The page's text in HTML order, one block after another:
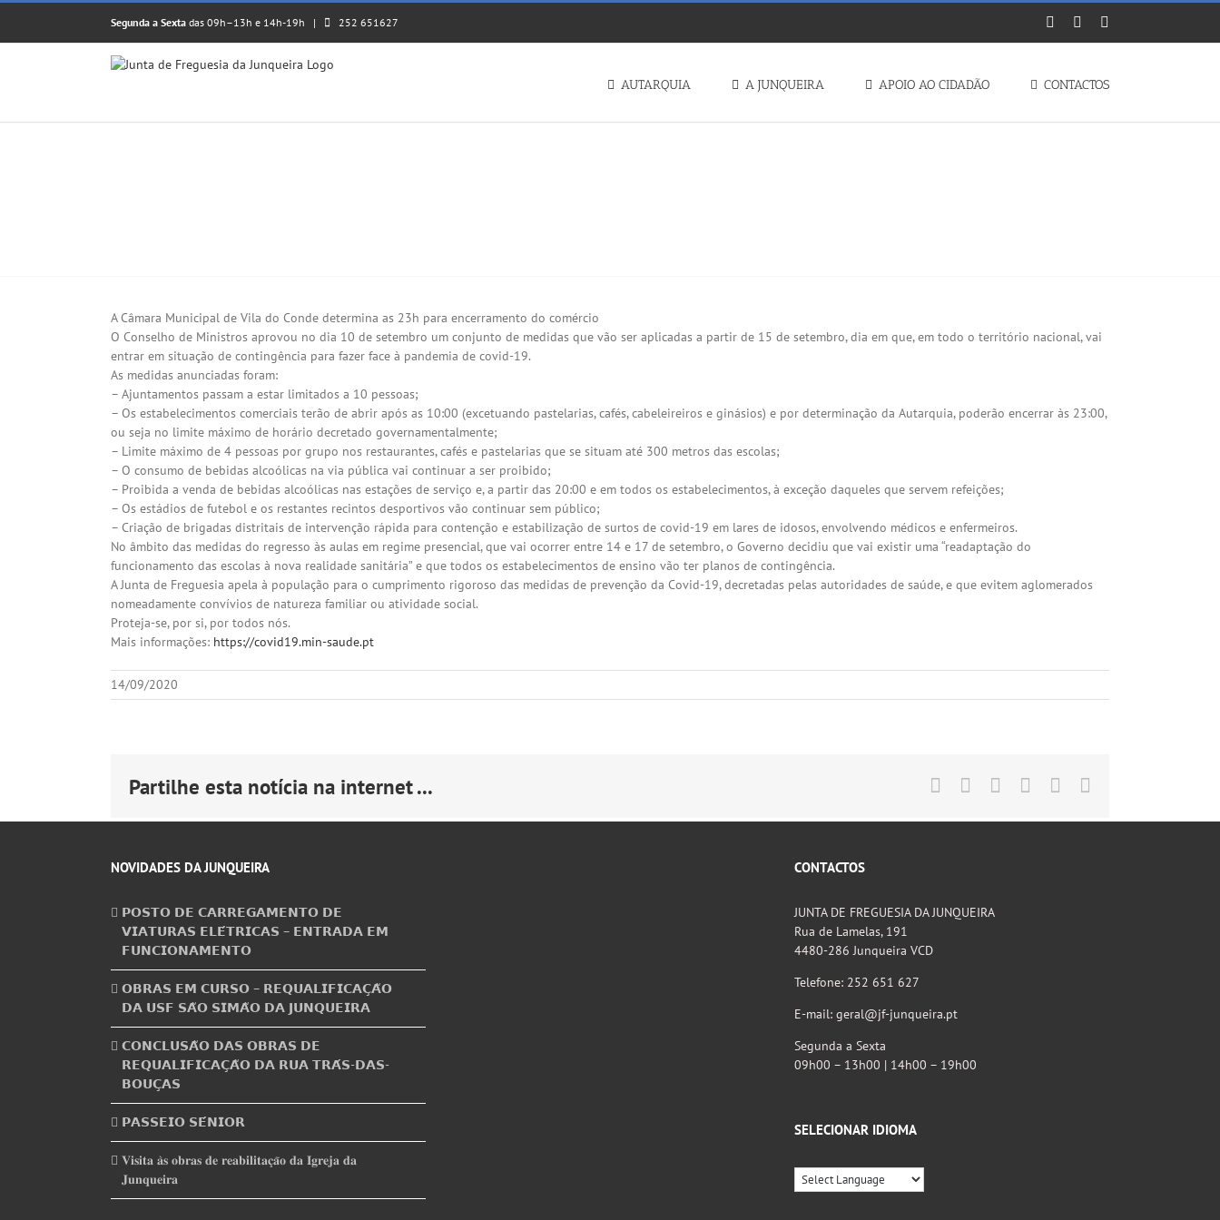
Skip
content
Segunda a Sexta das 09h–13h e 14h-19h | 252 651627 FacebookInstagram
AUTARQUIA A JUNQUEIRA APOIO AO CIDADÃO CONTACTOS
Image
A Câmara Municipal de Vila do Conde determina as 23h para encerramento do comércio
O Conselho de Ministros aprovou no dia 10 de setembro um conjunto de medidas que vão ser aplicadas a partir de 15 de setembro, dia em que, em todo o território nacional, vai
entrar em situação de contingência para fazer face à pandemia de covid-19.
As medidas anunciadas foram:
– Ajuntamentos passam a estar limitados a 10 pessoas;
– Os estabelecimentos comerciais terão de abrir após as 10:00 (excetuando pastelarias, cafés, cabeleireiros e ginásios) e por determinação da Autarquia, poderão encerrar às 23:00,
ou seja no limite máximo de horário decretado governamentalmente;
– Limite máximo de 4 pessoas por grupo nos restaurantes, cafés e pastelarias que se situam até 300 metros das escolas;
– O consumo de bebidas alcoólicas na via pública vai continuar a ser proibido;
– Proibida a venda de bebidas alcoólicas nas estações de serviço e, a partir das 20:00 e em todos os estabelecimentos, à exceção daqueles que servem refeições;
– Os estádios de futebol e os restantes recintos desportivos vão continuar sem público;
– Criação de brigadas distritais de intervenção rápida para contenção e estabilização de surtos de covid-19 em lares de idosos, envolvendo médicos e enfermeiros.
No âmbito das medidas do regresso às aulas em regime presencial, que vai ocorrer entre 14 e 17 de setembro, o Governo decidiu que vai existir uma “readaptação do
funcionamento das escolas à nova realidade sanitária” e que todos os estabelecimentos de ensino vão ter planos de contingência.
A Junta de Freguesia apela à população para o cumprimento rigoroso das medidas de prevenção da Covid-19, decretadas pelas autoridades de saúde, e que evitem aglomerados
nomeadamente convívios de natureza familiar ou atividade social.
Proteja-se, por si, por todos nós.
Mais informações: https://covid19.min-saude.pt
14/09/2020
Partilhe esta notícia na internet ... Facebook LinkedInTumblrPinterest
mas
NOVIDADES DA JUNQUEIRA
𝗣𝗢𝗦𝗧𝗢 𝗗𝗘 𝗖𝗔𝗥𝗥𝗘𝗚𝗔𝗠𝗘𝗡𝗧𝗢 𝗗𝗘
𝗩𝗜𝗔𝗧𝗨𝗥𝗔𝗦 𝗘𝗟𝗘́𝗧𝗥𝗜𝗖𝗔𝗦 – 𝗘𝗡𝗧𝗥𝗔𝗗𝗔 𝗘𝗠
𝗙𝗨𝗡𝗖𝗜𝗢𝗡𝗔𝗠𝗘𝗡𝗧𝗢
𝗢𝗕𝗥𝗔𝗦 𝗘𝗠 𝗖𝗨𝗥𝗦𝗢 – 𝗥𝗘𝗤𝗨𝗔𝗟𝗜𝗙𝗜𝗖𝗔𝗖̧𝗔̃𝗢
𝗗𝗔 𝗨𝗦𝗙 𝗦𝗔̃𝗢 𝗦𝗜𝗠𝗔̃𝗢 𝗗𝗔 𝗝𝗨𝗡𝗤𝗨𝗘𝗜𝗥𝗔
𝗖𝗢𝗡𝗖𝗟𝗨𝗦𝗔̃𝗢 𝗗𝗔𝗦 𝗢𝗕𝗥𝗔𝗦 𝗗𝗘
𝗥𝗘𝗤𝗨𝗔𝗟𝗜𝗙𝗜𝗖𝗔𝗖̧𝗔̃𝗢 𝗗𝗔 𝗥𝗨𝗔 𝗧𝗥𝗔́𝗦-𝗗𝗔𝗦-
𝗕𝗢𝗨𝗖̧𝗔𝗦
𝗣𝗔𝗦𝗦𝗘𝗜𝗢 𝗦𝗘́𝗡𝗜𝗢𝗥
𝐕𝐢𝐬𝐢𝐭𝐚 𝐚̀𝐬 𝐨𝐛𝐫𝐚𝐬 𝐝𝐞 𝐫𝐞𝐚𝐛𝐢𝐥𝐢𝐭𝐚𝐜̧𝐚̃𝐨 𝐝𝐚 𝐈𝐠𝐫𝐞𝐣𝐚 𝐝𝐚
𝐉𝐮𝐧𝐪𝐮𝐞𝐢𝐫𝐚
CONTACTOS
JUNTA DE FREGUESIA DA JUNQUEIRA
Rua de Lamelas, 191
4480-286 Junqueira VCD
Telefone: 252 651 627
E-mail: geral@jf-junqueira.pt
Segunda a Sexta
09h00 – 13h00 | 14h00 – 19h00
SELECIONAR IDIOMA